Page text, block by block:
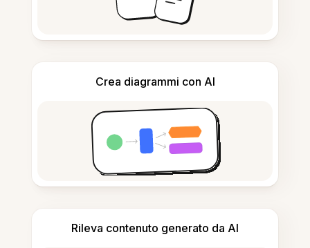
Crea diagrammi con AI
Rileva contenuto generato da AI